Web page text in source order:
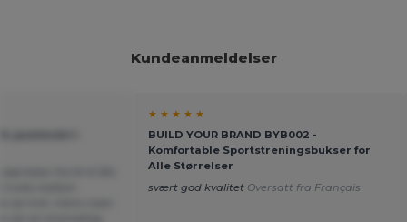
Kundeanmeldelser
★ ★ ★ ★ ★
BUILD YOUR BRAND BYB002 -
Komfortable Sportstreningsbukser for
Alle Størrelser
svært god kvalitet Oversatt fra Français